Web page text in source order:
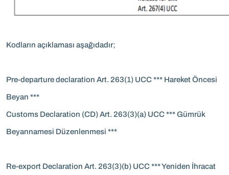
Kodların açıklaması aşağıdadır;
Pre-departure declaration Art. 263(1) UCC *** Hareket Öncesi
Beyan ***
Customs Declaration (CD) Art. 263(3)(a) UCC *** Gümrük
Beyannamesi Düzenlenmesi ***
Re-export Declaration Art. 263(3)(b) UCC *** Yeniden İhracat